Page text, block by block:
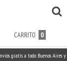
CARRITO 0
gratis a todo Buenos Aires y